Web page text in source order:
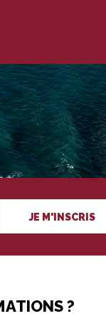
JE M'INSCRIS
?